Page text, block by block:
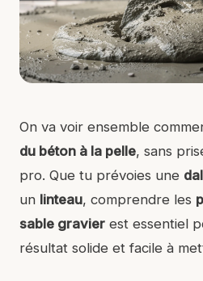
On va voir ensemble
du béton à la pelle, sans
pro. Que tu prévoies une
un linteau, comprendre les
sable gravier est essentiel
résultat solide et facile à